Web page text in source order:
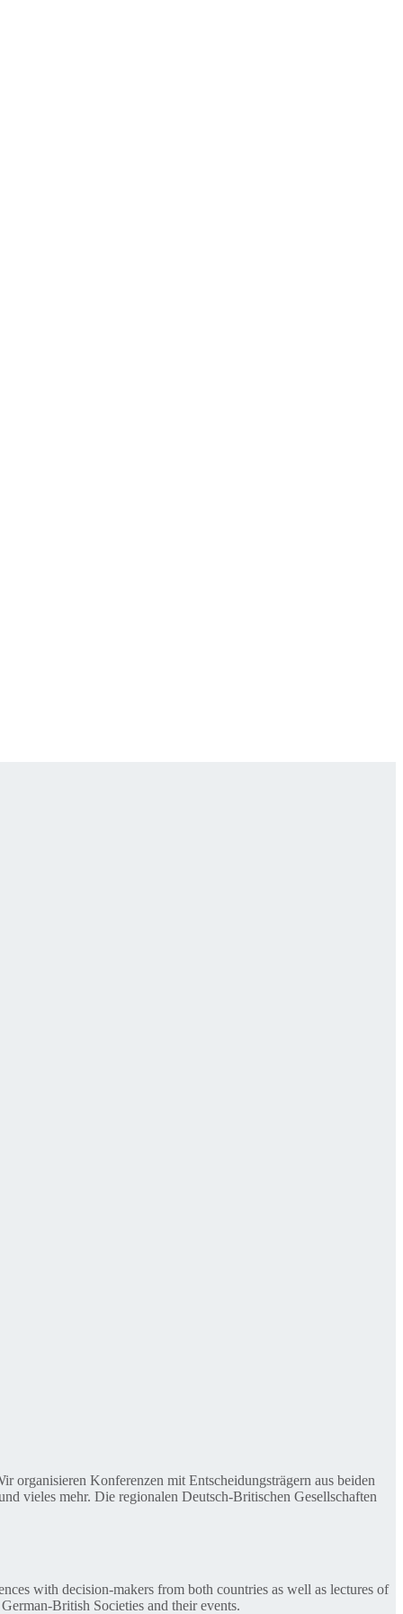
organisieren Konferenzen mit Entscheidungsträgern aus beiden
vieles mehr. Die regionalen Deutsch-Britischen Gesellschaften
with decision-makers from both countries as well as lectures of
British Societies and their events.